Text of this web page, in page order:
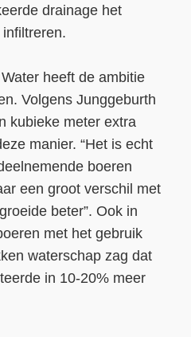
drainage het
heeft de ambitie
Volgens Junggeburth
kubieke meter extra
manier. “Het is echt
boeren
een groot verschil met
beter”. Ook in
met het gebruik
waterschap zag dat
in 10-20% meer